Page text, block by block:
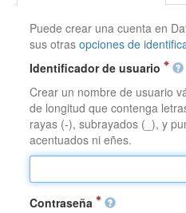
Puede crear una cuenta en
sus otrasopciones de
Identificador de usuario
Crear un nombre de usuario
de longitud que contenga
rayas (-), subrayados (_), y
acentuados ni eñes.
Contraseña